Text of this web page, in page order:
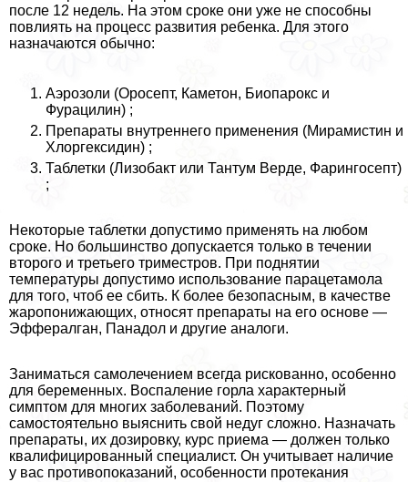
после 12 недель. На этом сроке они уже не способны
повлиять на процесс развития ребенка. Для этого
назначаются обычно:
Аэрозоли (Оросепт, Каметон, Биопарокс и
Фурацилин) ;
Препараты внутреннего применения (Мирамистин и
Хлоргексидин) ;
Таблетки (Лизобакт или Тантум Верде, Фарингосепт)
;
Некоторые таблетки допустимо применять на любом
сроке. Но большинство допускается только в течении
второго и третьего триместров. При поднятии
температуры допустимо использование парацетамола
для того, чтоб ее сбить. К более безопасным, в качестве
жаропонижающих, относят препараты на его основе —
Эффералган, Панадол и другие аналоги.
Заниматься самолечением всегда рискованно, особенно
для беременных. Воспаление горла хаpaктерный
симптом для многих заболеваний. Поэтому
самостоятельно выяснить свой недуг сложно. Назначать
препараты, их дозировку, курс приема — должен только
квалифицированный специалист. Он учитывает наличие
у вас противопоказаний, особенности протекания